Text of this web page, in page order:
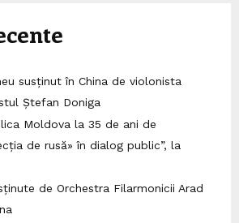
susținut în China de violonista
Ștefan Doniga
Moldova la 35 de ani de
de rusă» în dialog public”, la
de Orchestra Filarmonicii Arad